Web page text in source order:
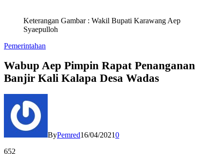
Keterangan Gambar : Wakil Bupati Karawang Aep
Syaepulloh
Pemerintahan
Wabup Aep Pimpin Rapat Penanganan
Banjir Kali Kalapa Desa Wadas
ByPemred16/04/20210
652